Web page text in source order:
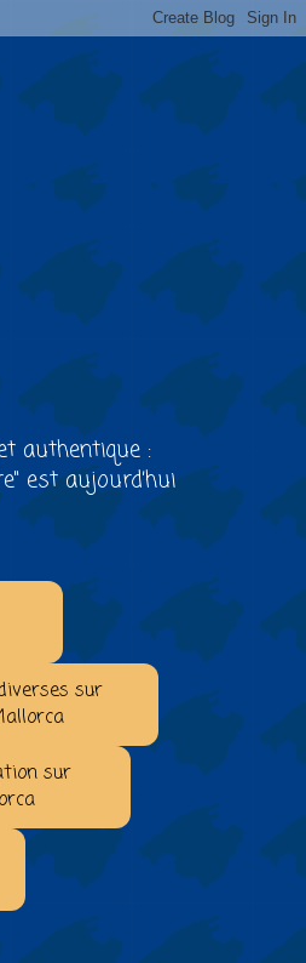
authentique :
est aujourd’hui
sur
sur